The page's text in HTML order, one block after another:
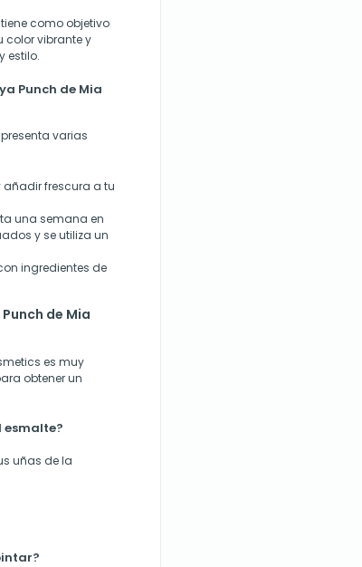
como objetivo
color vibrante y
estilo.
Punch de Mia
varias
añadir frescura a tu
una semana en
y se utiliza un
ingredientes de
de Mia
es muy
obtener un
esmalte?
uñas de la